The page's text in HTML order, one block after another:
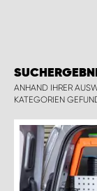
ANHAND IHRER
KATEGORIEN
WORK SYSTEM NAMEN
WORK SYSTEM